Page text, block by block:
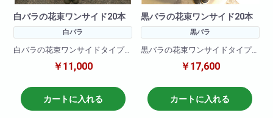
白バラの花束ワンサイド20本
白バラ
白バラの花束ワンサイドタイプ
です。お客様の大切な記念日、
イベントにあわせてお届けしま
￥11,000
カートに入れる
黒バラの花束ワンサイド20本
黒バラ
黒バラの花束ワンサイドタイプ
です。お客様の大切な記念日、
イベントにあわせてお届けしま
参考画像 黒バラ20本での作成
￥17,600
カートに入れる